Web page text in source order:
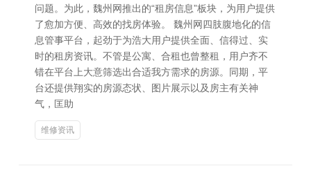
问题。为此，魏州网推出的“租房信息”板块，为用户提供
了愈加方便、高效的找房体验。 魏州网四肢腹地化的信
息管事平台，起劲于为浩大用户提供全面、信得过、实
时的租房资讯。不管是公寓、合租也曾整租，用户齐不
错在平台上大意筛选出合适我方需求的房源。同期，平
台还提供翔实的房源态状、图片展示以及房主有关神
气，匡助
维修资讯